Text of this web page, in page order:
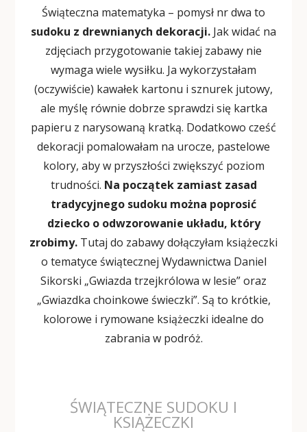
Świąteczna matematyka – pomysł nr dwa to
sudoku z drewnianych dekoracji. Jak widać na
zdjęciach przygotowanie takiej zabawy nie
wymaga wiele wysiłku. Ja wykorzystałam
(oczywiście) kawałek kartonu i sznurek jutowy,
ale myślę równie dobrze sprawdzi się kartka
papieru z narysowaną kratką. Dodatkowo cześć
dekoracji pomalowałam na urocze, pastelowe
kolory, aby w przyszłości zwiększyć poziom
trudności. Na początek zamiast zasad
tradycyjnego sudoku można poprosić
dziecko o odwzorowanie układu, który
zrobimy. Tutaj do zabawy dołączyłam książeczki
o tematyce świątecznej Wydawnictwa Daniel
Sikorski „Gwiazda trzejkrólowa w lesie” oraz
„Gwiazdka choinkowe świeczki”. Są to krótkie,
kolorowe i rymowane książeczki idealne do
zabrania w podróż.
ŚWIĄTECZNE SUDOKU I
KSIĄŻECZKI